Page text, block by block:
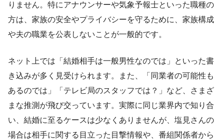
りません。特にアナウンサーや気象予報士といった職種の
方は、家族の安全やプライバシーを守るために、家族構成
や夫の職業を公表しないことが一般的です。
ネット上では「結婚相手は一般男性なのでは」といった書
き込みが多く見受けられます。また、「同業者の可能性も
あるのでは」「テレビ局のスタッフでは？」など、さまざ
まな推測が飛び交っています。実際に同じ業界内で知り合
い、結婚に至るケースは少なくありませんが、塩見さんの
場合は相手に関する目立った目撃情報や、番組関係者から